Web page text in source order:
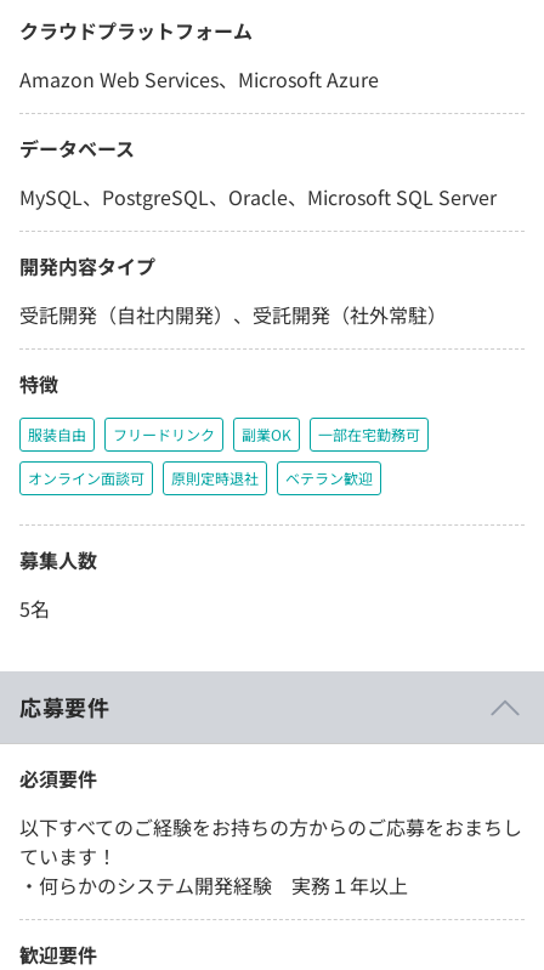
クラウドプラットフォーム
Amazon Web Services、Microsoft Azure
データベース
MySQL、PostgreSQL、Oracle、Microsoft SQL Server
開発内容タイプ
受託開発（自社内開発）、受託開発（社外常駐）
特徴
服装自由 フリードリンク 副業OK 一部在宅勤務可
オンライン面談可 原則定時退社 ベテラン歓迎
募集人数
5名
応募要件
必須要件
以下すべてのご経験をお持ちの方からのご応募をおまちし
ています！
・何らかのシステム開発経験 実務１年以上
歓迎要件